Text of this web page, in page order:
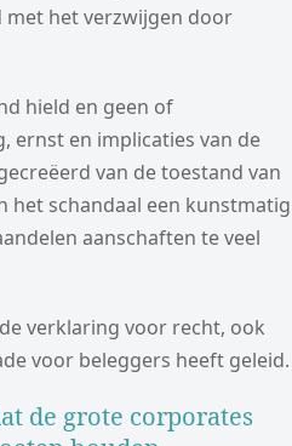
met het verzwijgen door
hield en geen of
ernst en implicaties van de
van de toestand van
het schandaal een kunstmatig
aanschaften te veel
verklaring voor recht, ook
voor beleggers heeft geleid.
de grote corporates